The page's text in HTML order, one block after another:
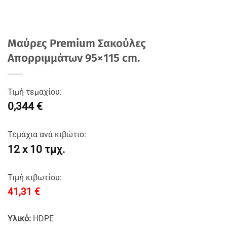
Mαύρες Premium Σακούλες
Απορριμμάτων 95×115 cm.
Τιμή τεμαχίου:
0,344 €
Τεμάχια ανά κιβώτιο:
12 x 10 τμχ.
Τιμή κιβωτίου:
41,31 €
Υλικό: HDPE